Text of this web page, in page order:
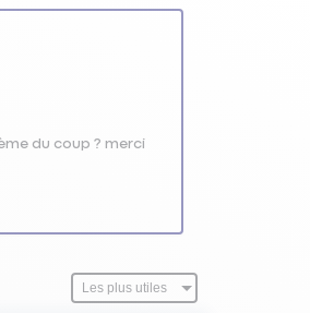
du coup ? merci